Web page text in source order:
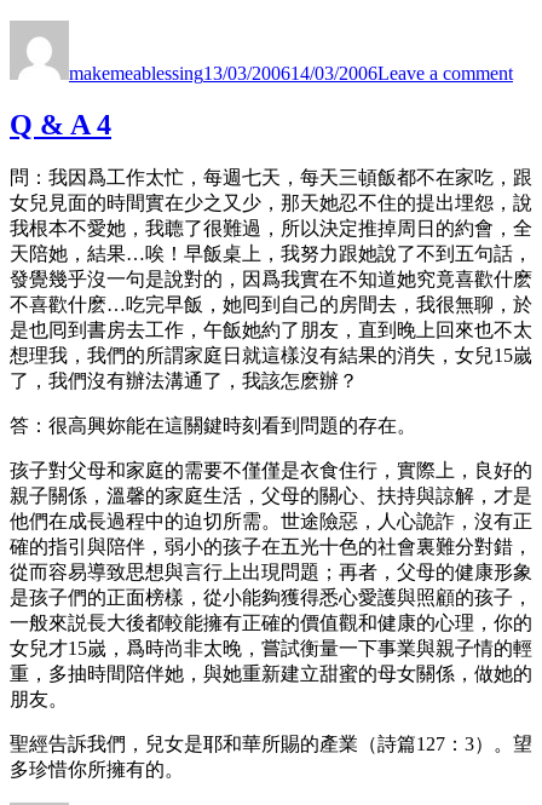
makemeablessing13/03/200614/03/2006Leave a comment備
Q & A 4
問：我因爲工作太忙，每週七天，每天三頓飯都不在家吃，跟
女兒見面的時間實在少之又少，那天她忍不住的提出埋怨，說
我根本不愛她，我聼了很難過，所以決定推掉周日的約會，全
天陪她，結果…唉！早飯桌上，我努力跟她說了不到五句話，
發覺幾乎沒一句是說對的，因爲我實在不知道她究竟喜歡什麽
不喜歡什麽…吃完早飯，她囘到自己的房間去，我很無聊，於
是也囘到書房去工作，午飯她約了朋友，直到晚上回來也不太
想理我，我們的所謂家庭日就這樣沒有結果的消失，女兒15嵗
了，我們沒有辦法溝通了，我該怎麽辦？
答：很高興妳能在這關鍵時刻看到問題的存在。
孩子對父母和家庭的需要不僅僅是衣食住行，實際上，良好的
親子關係，溫馨的家庭生活，父母的關心、扶持與諒解，才是
他們在成長過程中的迫切所需。世途險惡，人心詭詐，沒有正
確的指引與陪伴，弱小的孩子在五光十色的社會裏難分對錯，
從而容易導致思想與言行上出現問題；再者，父母的健康形象
是孩子們的正面榜樣，從小能夠獲得悉心愛護與照顧的孩子，
一般來説長大後都較能擁有正確的價值觀和健康的心理，你的
女兒才15嵗，爲時尚非太晚，嘗試衡量一下事業與親子情的輕
重，多抽時間陪伴她，與她重新建立甜蜜的母女關係，做她的
朋友。
聖經告訴我們，兒女是耶和華所賜的產業（詩篇127：3）。望
多珍惜你所擁有的。